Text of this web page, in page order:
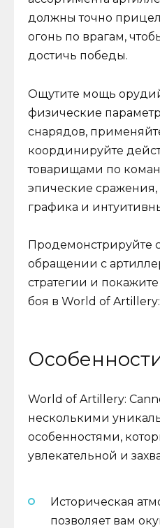
должны точно
огонь по врагам,
достичь победы.
Ощутите мощь
физические
снарядов,
координируйте
товарищами по
эпические сражения,
графика и
Продемонстрируйте
обращении с
стратегии и
боя в World of
World of Artillery:
несколькими
особенностями,
увлекательной и
Историческая
позволяет вам